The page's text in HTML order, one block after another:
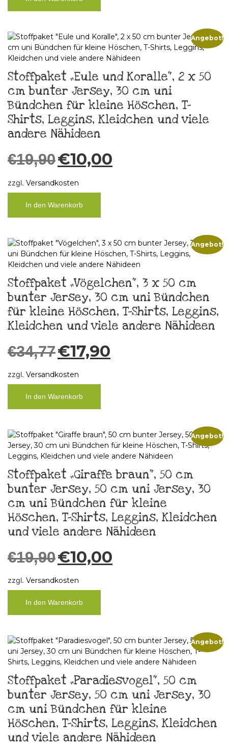
Angebot!
Stoffpaket „Eule und Koralle“, 2 x 50
cm bunter Jersey, 30 cm uni
Bündchen für kleine Höschen, T-
Shirts, Leggins, Kleidchen und viele
andere Nähideen
€19,90€10,00
zzgl. Versandkosten
In den Warenkorb
Angebot!
Stoffpaket „Vögelchen“, 3 x 50 cm
bunter Jersey, 30 cm uni Bündchen
für kleine Höschen, T-Shirts, Leggins,
Kleidchen und viele andere Nähideen
€34,77€17,90
zzgl. Versandkosten
In den Warenkorb
Angebot!
Stoffpaket „Giraffe braun“, 50 cm
bunter Jersey, 50 cm uni Jersey, 30
cm uni Bündchen für kleine
Höschen, T-Shirts, Leggins, Kleidchen
und viele andere Nähideen
€19,90€10,00
zzgl. Versandkosten
In den Warenkorb
Angebot!
Stoffpaket „Paradiesvogel“, 50 cm
bunter Jersey, 50 cm uni Jersey, 30
cm uni Bündchen für kleine
Höschen, T-Shirts, Leggins, Kleidchen
und viele andere Nähideen